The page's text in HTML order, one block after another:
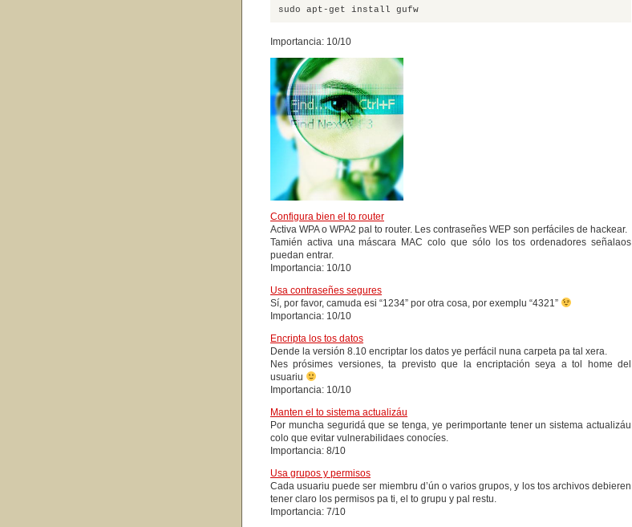
sudo apt-get install gufw
Importancia: 10/10
Configura bien el to router
Activa WPA o WPA2 pal to router. Les contraseñes WEP son perfáciles de hackear.
Tamién activa una máscara MAC colo que sólo los tos ordenadores señalaos
puedan entrar.
Importancia: 10/10
Usa contraseñes segures
Sí, por favor, camuda esi “1234” por otra cosa, por exemplu “4321”
Importancia: 10/10
Encripta los tos datos
Dende la versión 8.10 encriptar los datos ye perfácil nuna carpeta pa tal xera.
Nes prósimes versiones, ta previsto que la encriptación seya a tol home del
usuariu
Importancia: 10/10
Manten el to sistema actualizáu
Por muncha seguridá que se tenga, ye perimportante tener un sistema actualizáu
colo que evitar vulnerabilidaes conocíes.
Importancia: 8/10
Usa grupos y permisos
Cada usuariu puede ser miembru d’ún o varios grupos, y los tos archivos debieren
tener claro los permisos pa ti, el to grupu y pal restu.
Importancia: 7/10